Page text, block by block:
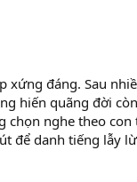
đáng. Sau
hiến quãng đời
nghe theo
để danh tiếng lẫy